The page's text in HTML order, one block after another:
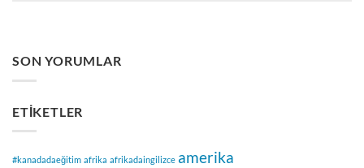
SON YORUMLAR
ETIKETLER
#kanadadaeğitim afrika afrikadaingilizce amerika